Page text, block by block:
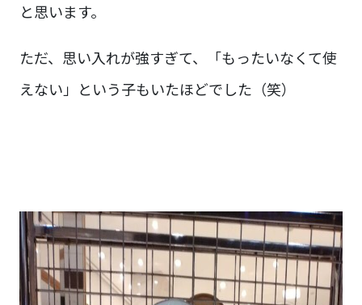
と思います。
ただ、思い入れが強すぎて、「もったいなくて使
えない」という子もいたほどでした（笑）